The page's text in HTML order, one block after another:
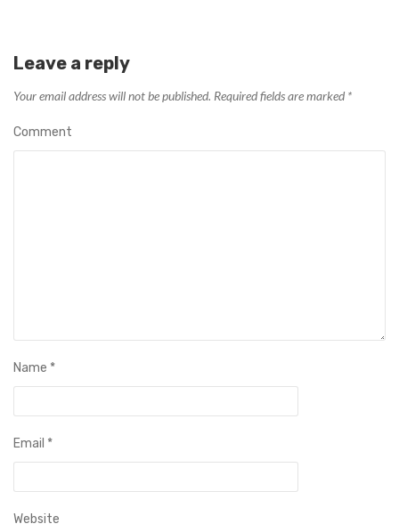
Leave a reply
Your email address will not be published. Required fields are marked *
Comment
Name *
Email *
Website